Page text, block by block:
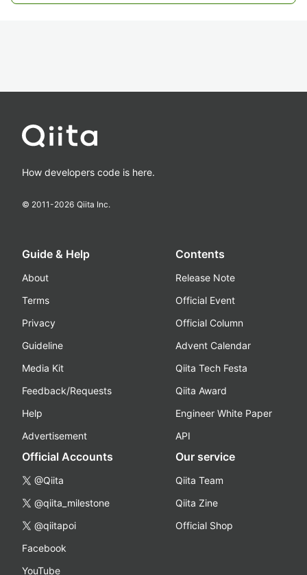
How developers code is here.
© 2011-2026 Qiita Inc.
Guide & Help
About
Terms
Privacy
Guideline
Media Kit
Feedback/Requests
Help
Advertisement
Contents
Release Note
Official Event
Official Column
Advent Calendar
Qiita Tech Festa
Qiita Award
Engineer White Paper
API
Official Accounts
@Qiita
@qiita_milestone
@qiitapoi
Facebook
YouTube
Our service
Qiita Team
Qiita Zine
Official Shop